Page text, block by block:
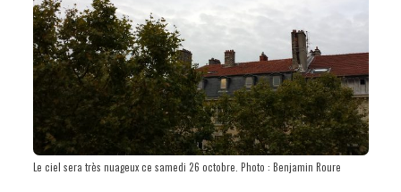
Le ciel sera très nuageux ce samedi 26 octobre. Photo : Benjamin Roure